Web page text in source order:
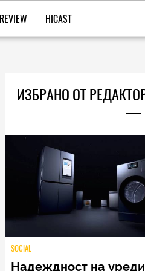
REVIEW HICAST
ИЗБРАНО ОТ